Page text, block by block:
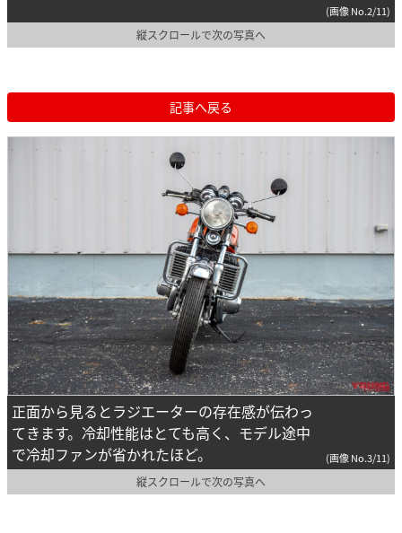
(画像 No.2/11)
縦スクロールで次の写真へ
記事へ戻る
正面から見るとラジエーターの存在感が伝わっ
てきます。冷却性能はとても高く、モデル途中
で冷却ファンが省かれたほど。
(画像 No.3/11)
縦スクロールで次の写真へ